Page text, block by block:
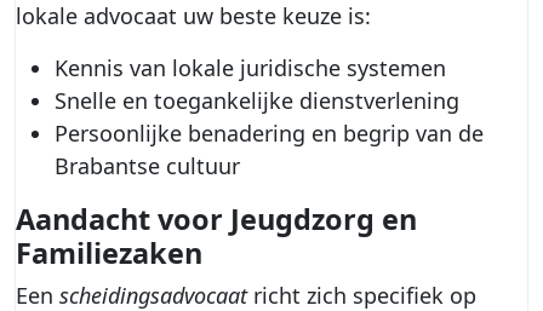
lokale advocaat uw beste keuze is:
Kennis van lokale juridische systemen
Snelle en toegankelijke dienstverlening
Persoonlijke benadering en begrip van de
Brabantse cultuur
Aandacht voor Jeugdzorg en
Familiezaken
Een scheidingsadvocaatricht zich specifiek op